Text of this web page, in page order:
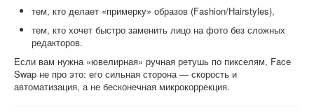
тем, кто делает «примерку» образов (Fashion/Hairstyles),
тем, кто хочет быстро заменить лицо на фото без сложных
редакторов.
Если вам нужна «ювелирная» ручная ретушь по пикселям, Face
Swap не про это: его сильная сторона — скорость и
автоматизация, а не бесконечная микрокоррекция.